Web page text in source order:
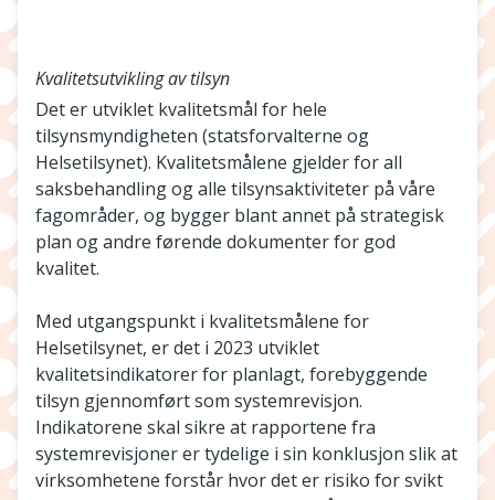
Kvalitetsutvikling av tilsyn
Det er utviklet kvalitetsmål for hele
tilsynsmyndigheten (statsforvalterne og
Helsetilsynet). Kvalitetsmålene gjelder for all
saksbehandling og alle tilsynsaktiviteter på våre
fagområder, og bygger blant annet på strategisk
plan og andre førende dokumenter for god
kvalitet.
Med utgangspunkt i kvalitetsmålene for
Helsetilsynet, er det i 2023 utviklet
kvalitetsindikatorer for planlagt, forebyggende
tilsyn gjennomført som systemrevisjon.
Indikatorene skal sikre at rapportene fra
systemrevisjoner er tydelige i sin konklusjon slik at
virksomhetene forstår hvor det er risiko for svikt